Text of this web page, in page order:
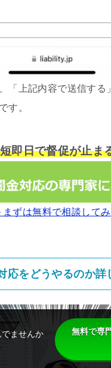
「上記内容で送信する
す。
即日で督促が止ま
まずは無料で相談してみ
応をどうやるのか詳
ませんか
無料で専